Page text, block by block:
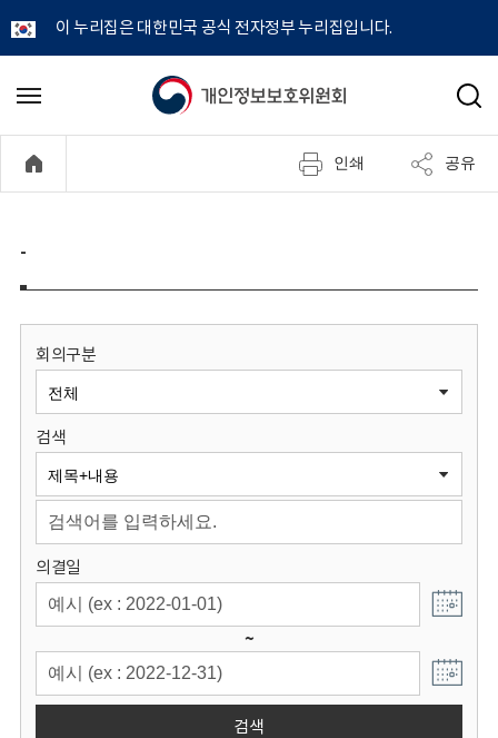
이 누리집은 대한민국 공식 전자정부 누리집입니다.
개
정
보
원
회
메
기
검
인쇄 공유
-
회의구분
검색
의결일
~
검색